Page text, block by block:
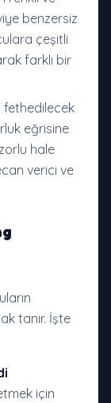
benzersiz
çeşitli
farklı bir
fethedilecek
eğrisine
hale
verici ve
tanır. İşte
için